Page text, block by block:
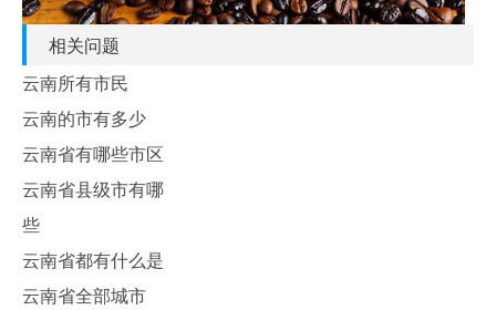
相关问题
云南所有市民
云南的市有多少
云南省有哪些市区
云南省县级市有哪
些
云南省都有什么是
云南省全部城市